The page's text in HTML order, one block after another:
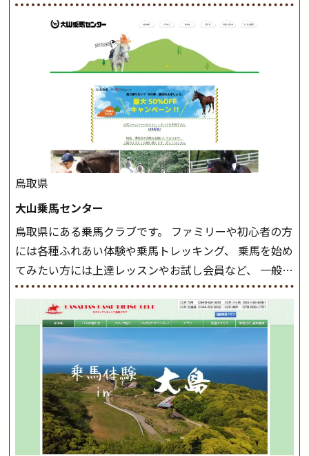
けでなく、馬の手入れや馬装（鞍などを装着する） も
このクラスで把握し、「馬に触れること」にも慣れてい
きましょう。 スタートクラス ビギナークラスで単独で
軽速歩(けいはやあし)ができるようになったら スタート
クラスへ。 グループレッスンで馬のスピードを調整し
ながら 軽速歩・正反撞(せいはんどう)を学びます。 安定
した手綱操作と軽速歩・正反撞ができるようになれば
駈歩(かけあし)練習に入ります。 ホップクラス スタート
クラスで常歩(なみあし)や 速歩、駈歩の初歩をマスター
したら、 次は部班にて駈歩を含めた誘導練習を行いま
しょう。 ステップクラス ホップクラスまでに練習した
の扶助操作や誘導方法を身につけましょう。 注意事項
◆馬場使用状況により、使用する馬場はこちらで決定い
たしますのでご了承ください ◆基本は雨天決行です
が、落雷・強風等のより、安全上急遽中止させていただ
く場合がございます。 ◆三木ホースランドパークの協議
会や講習会等により、一部レッスンが中止になる場合が
ございます。 その際、ご予約いただいている皆様には事
前にご連絡いたします。MIKIホーストレックのツアー
はこちら
鳥取県
大山乗馬センター
鳥取県にある乗馬クラブです。 ファミリーや初心者の方
には各種ふれあい体験や乗馬トレッキング、 乗馬を始め
てみたい方には上達レッスンやお試し会員など、 一般の
方に幅広くお楽しみいただける施設を目指しています。
また、お手軽（低価格）に会員になったり自分の馬を持
つことのできる乗馬クラブでもあり、 健康や趣味、スポ
ーツ競技として、老若男女様々な方が、日々乗馬をお楽
しみいただいています。 なお、ゴールデンウィークと夏
休み期間中は無休で営業していますので、ぜひご家族で
お越しください！大山乗馬センターの紹介記事はこち